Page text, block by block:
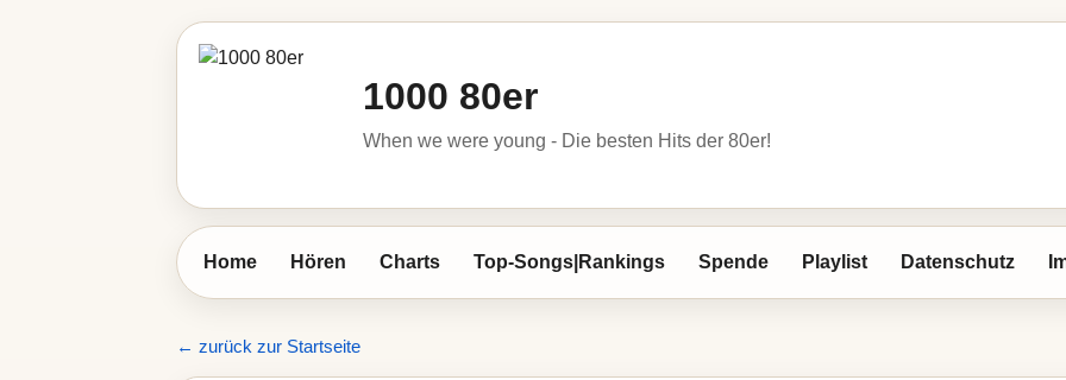
1000 80er
When we were young - Die besten Hits der 80er!
Home Hören Charts Top-Songs|Rankings Spende Playlist Datenschutz
← zurück zur Startseite